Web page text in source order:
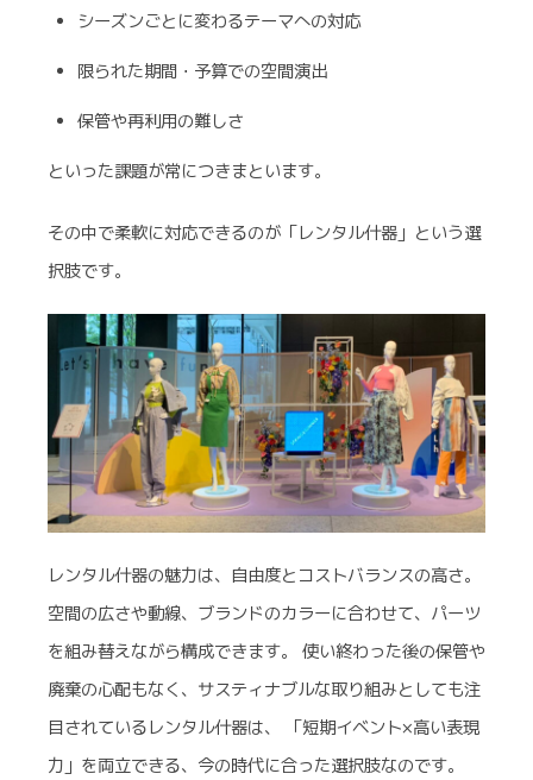
シーズンごとに変わるテーマへの対応
限られた期間・予算での空間演出
保管や再利用の難しさ
といった課題が常につきまといます。
その中で柔軟に対応できるのが「レンタル什器」という選
択肢です。
レンタル什器の魅力は、自由度とコストバランスの高さ。
空間の広さや動線、ブランドのカラーに合わせて、パーツ
を組み替えながら構成できます。 使い終わった後の保管や
廃棄の心配もなく、サスティナブルな取り組みとしても注
目されているレンタル什器は、 「短期イベント×高い表現
力」を両立できる、今の時代に合った選択肢なのです。